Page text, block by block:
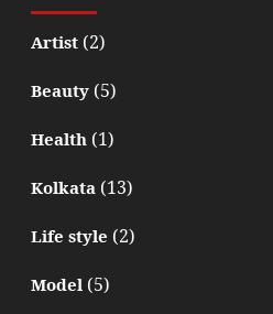
Artist(2)
Beauty(5)
Health(1)
Kolkata(13)
Life style (2)
Model(5)